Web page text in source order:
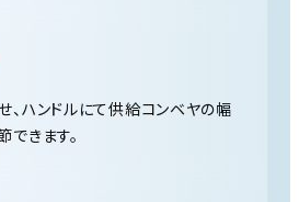
、ハンドルにて供給コンベヤの幅
できます。